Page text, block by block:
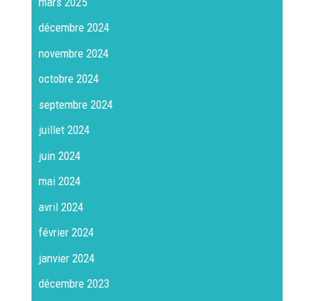
décembre 2024
novembre 2024
octobre 2024
septembre 2024
juillet 2024
juin 2024
mai 2024
avril 2024
février 2024
janvier 2024
décembre 2023